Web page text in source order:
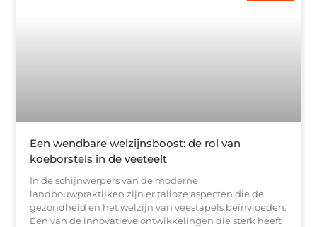
Een wendbare welzijnsboost: de rol van
koeborstels in de veeteelt
In de schijnwerpers van de moderne
landbouwpraktijken zijn er talloze aspecten die de
gezondheid en het welzijn van veestapels beïnvloeden.
Een van de innovatieve ontwikkelingen die sterk heeft